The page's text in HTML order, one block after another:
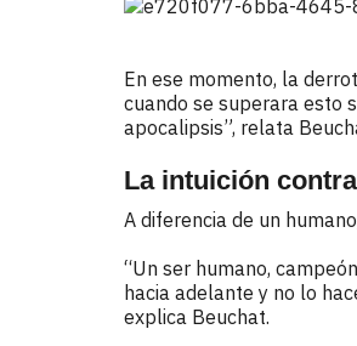
En ese momento, la
cuando se superara esto
apocalipsis”, relata
La intuición
A diferencia de un
“Un ser humano,
hacia adelante y no lo
explica Beuchat.